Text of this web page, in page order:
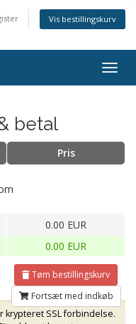
Vis bestillingskurv
betal
Pris
0.00 EUR
0.00 EUR
Tøm bestillingskurv
Fortsæt med indkøb
krypteret SSL forbindelse.